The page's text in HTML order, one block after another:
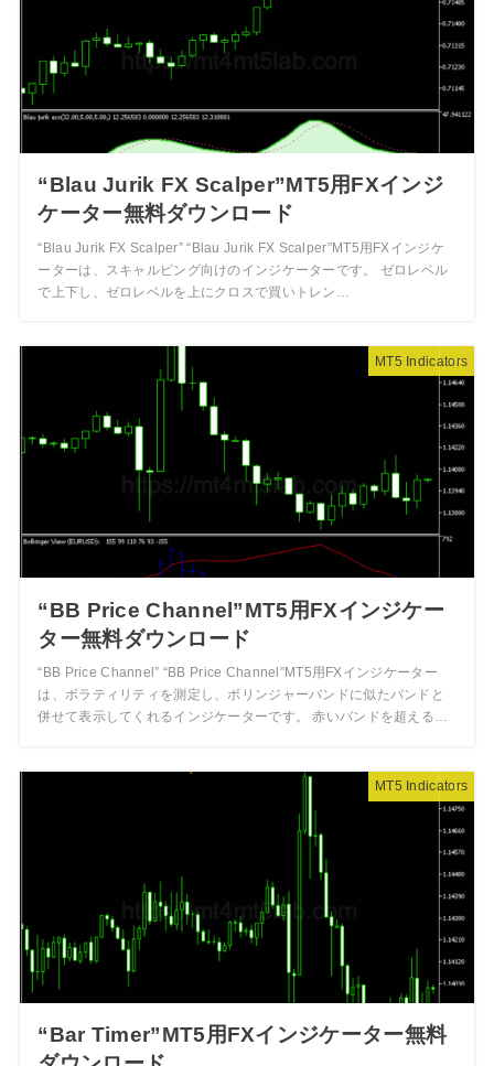
“Blau Jurik FX Scalper”MT5用FXインジ
ケーター無料ダウンロード
“Blau Jurik FX Scalper” “Blau Jurik FX Scalper”MT5用FXインジケ
ーターは、スキャルピング向けのインジケーターです。 ゼロレベル
で上下し、ゼロレベルを上にクロスで買いトレン…
MT5 Indicators
“BB Price Channel”MT5用FXインジケー
ター無料ダウンロード
“BB Price Channel” “BB Price Channel”MT5用FXインジケーター
は、ボラティリティを測定し、ボリンジャーバンドに似たバンドと
併せて表示してくれるインジケーターです。 赤いバンドを超える…
MT5 Indicators
“Bar Timer”MT5用FXインジケーター無料